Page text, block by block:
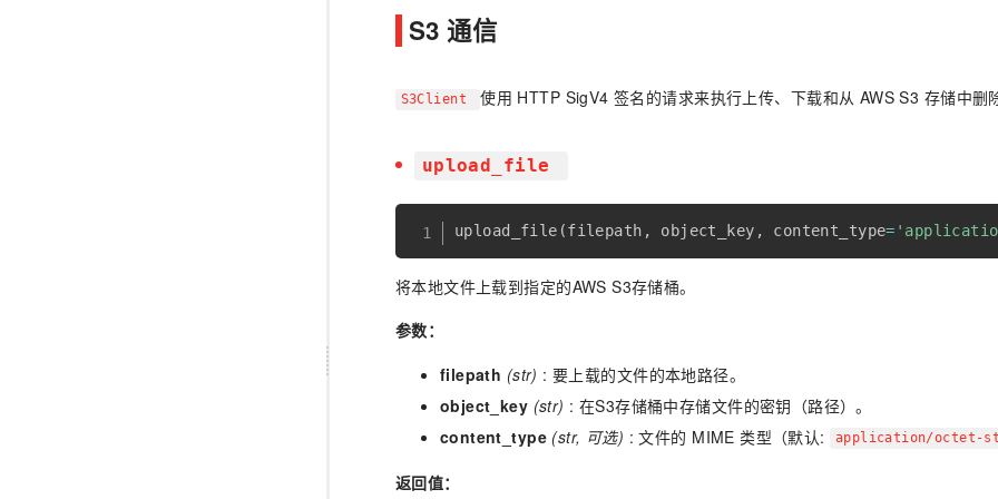
S3 通信
S3Client 使用 HTTP SigV4 签名的请求来执行上传、下载和从 AWS S3 存储中删
upload_file
upload_file (filepath , object_key , content_type=
将本地文件上载到指定的AWS S3存储桶。
参数：
filepath (str) : 要上载的文件的本地路径。
object_key (str) : 在S3存储桶中存储文件的密钥（路径）。
content_type (str, 可选) : 文件的 MIME 类型（默认: application/octet-
返回值：